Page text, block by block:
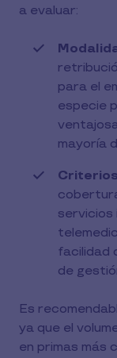
a evaluar:
para el
especie
mayoría
servicios
facilidad
de
Es
ya que el
en primas más